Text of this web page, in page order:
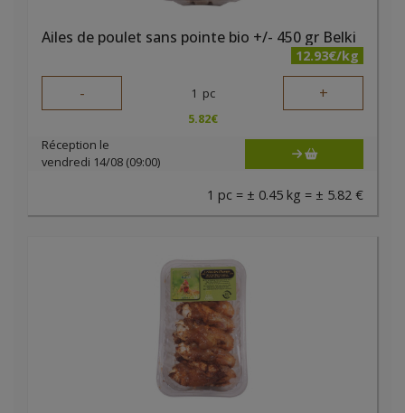
Ailes de poulet sans pointe bio +/- 450 gr Belki
12.93€/kg
- 1 pc +
5.82€
Réception le
vendredi 14/08 (09:00)
1 pc = ± 0.45 kg = ± 5.82 €